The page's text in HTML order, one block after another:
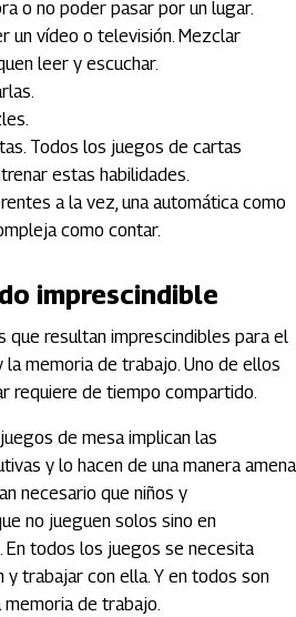
o no poder pasar por un lugar.
un vídeo o televisión. Mezclar
leer y escuchar.
Todos los juegos de cartas
estas habilidades.
a la vez, una automática como
como contar.
imprescindible
que resultan imprescindibles para el
memoria de trabajo. Uno de ellos
requiere de tiempo compartido.
de mesa implican las
y lo hacen de una manera amena
necesario que niños y
no jueguen solos sino en
En todos los juegos se necesita
trabajar con ella. Y en todos son
de trabajo.